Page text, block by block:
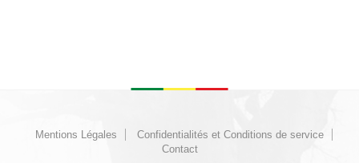
Mentions Légales
Confidentialités et Conditions de service
Contact